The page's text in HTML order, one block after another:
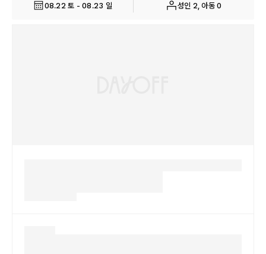
08.22 토 - 08.23 일 성인 2, 아동 0